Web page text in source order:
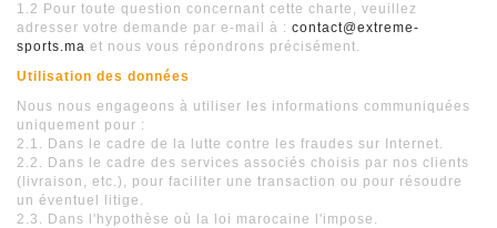
1.2 Pour toute question concernant cette charte, veuillez
adresser votre demande par e-mail à : contact@extreme-
sports.ma et nous vous répondrons précisément.
Utilisation des données
Nous nous engageons à utiliser les informations communiquées
uniquement pour :
2.1. Dans le cadre de la lutte contre les fraudes sur Internet.
2.2. Dans le cadre des services associés choisis par nos clients
(livraison, etc.), pour faciliter une transaction ou pour résoudre
un éventuel litige.
2.3. Dans l'hypothèse où la loi marocaine l'impose.